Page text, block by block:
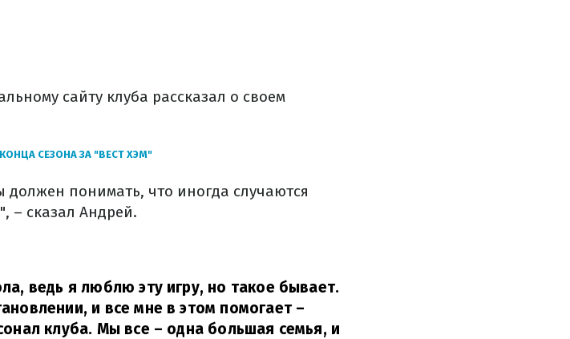
сайту клуба рассказал о своем
СЕЗОНА ЗА "ВЕСТ ХЭМ"
понимать, что иногда случаются
– сказал Андрей.
ведь я люблю эту игру, но такое бывает.
и все мне в этом помогает –
клуба. Мы все – одна большая семья, и